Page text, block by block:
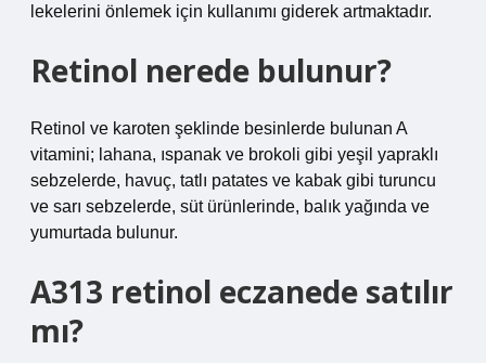
lekelerini önlemek için kullanımı giderek artmaktadır.
Retinol nerede bulunur?
Retinol ve karoten şeklinde besinlerde bulunan A
vitamini; lahana, ıspanak ve brokoli gibi yeşil yapraklı
sebzelerde, havuç, tatlı patates ve kabak gibi turuncu
ve sarı sebzelerde, süt ürünlerinde, balık yağında ve
yumurtada bulunur.
A313 retinol eczanede satılır
mı?